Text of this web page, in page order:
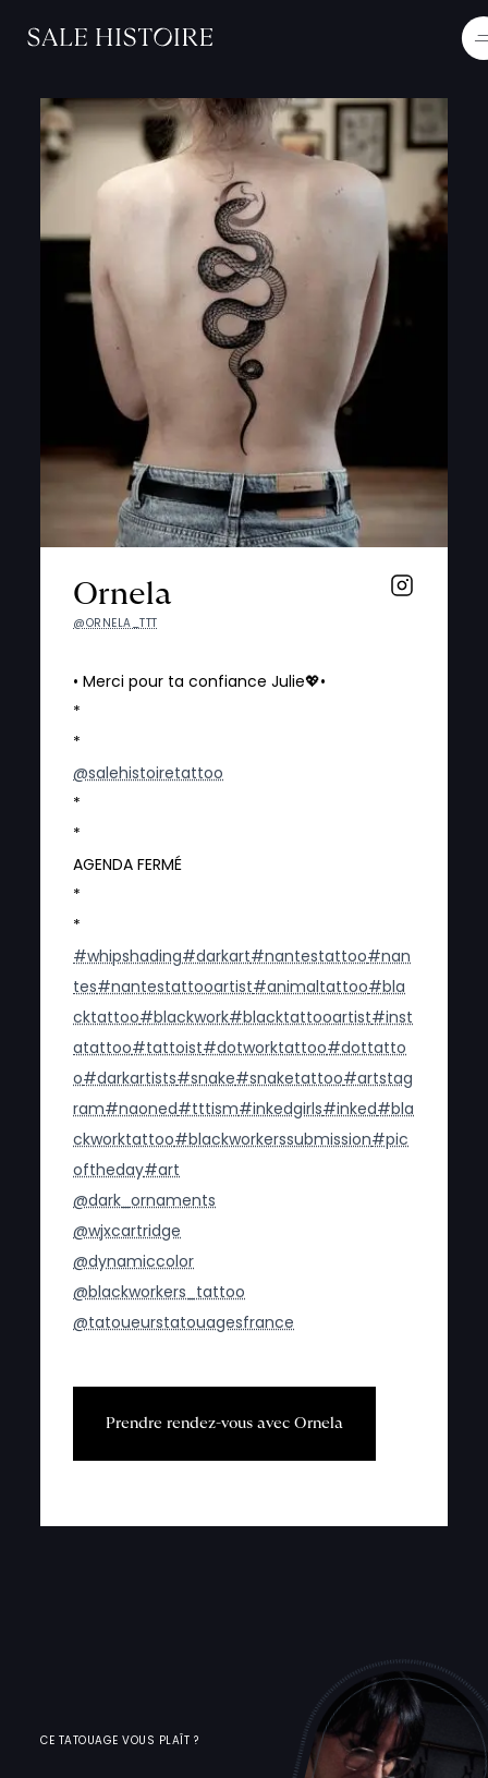
Ornela
@ORNELA_TTT
• Merci pour ta confiance Julie💖•
*
*
@salehistoiretattoo
*
*
AGENDA FERMÉ
*
*
#whipshading#darkart#nantestattoo#nan
tes#nantestattooartist#animaltattoo#bla
cktattoo#blackwork#blacktattooartist#inst
atattoo#tattoist#dotworktattoo#dottatto
o#darkartists#snake#snaketattoo#artstag
ram#naoned#tttism#inkedgirls#inked#bla
ckworktattoo#blackworkerssubmission#pic
oftheday#art
@dark_ornaments
@wjxcartridge
@dynamiccolor
@blackworkers_tattoo
@tatoueurstatouagesfrance
Prendre rendez-vous avec Ornela
CE TATOUAGE VOUS PLAÎT ?